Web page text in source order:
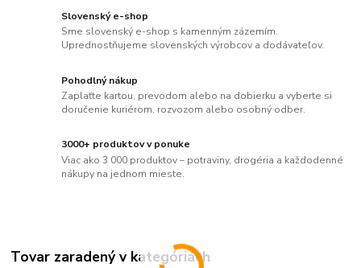
Slovenský e-shop
Sme slovenský e-shop s kamenným zázemím.
Uprednostňujeme slovenských výrobcov a dodávateľov.
Pohodlný nákup
Zaplaťte kartou, prevodom alebo na dobierku a vyberte si
doručenie kuriérom, rozvozom alebo osobný odber.
3000+ produktov v ponuke
Viac ako 3 000 produktov – potraviny, drogéria a každodenné
nákupy na jednom mieste.
Tovar zaradený v kategóriách